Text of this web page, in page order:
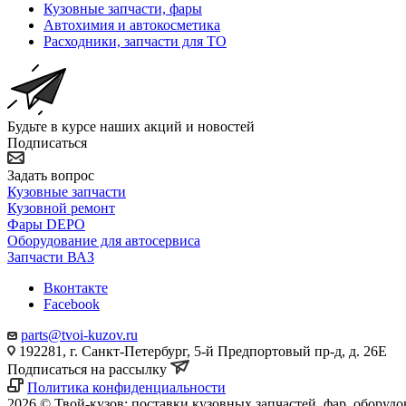
Кузовные запчасти, фары
Автохимия и автокосметика
Расходники, запчасти для ТО
Будьте в курсе наших акций и новостей
Подписаться
Задать вопрос
Кузовные запчасти
Кузовной ремонт
Фары DEPO
Оборудование для автосервиса
Запчасти ВАЗ
Вконтакте
Facebook
parts@tvoi-kuzov.ru
192281, г. Санкт-Петербург, 5-й Предпортовый пр-д, д. 26Е
Подписаться на рассылку
Политика конфиденциальности